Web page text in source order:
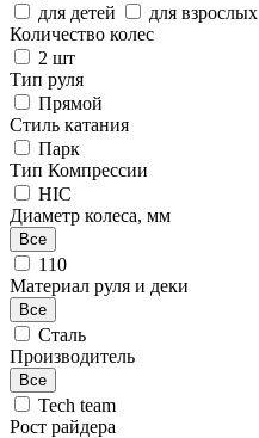
для детей
для взрослых
Количество колес
2 шт
Тип руля
Прямой
Стиль катания
Парк
Тип Компрессии
HIC
Диаметр колеса, мм
Все
110
Материал руля и деки
Все
Сталь
Производитель
Все
Tech team
Рост райдера